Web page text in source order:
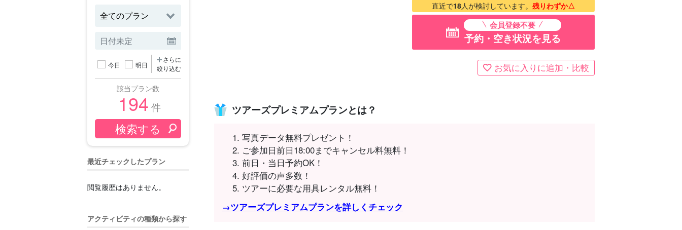
今日 明日
さらに
絞り込む
該当プラン数
194 件
最近チェックしたプラン
閲覧履歴はありません。
アクティビティの種類から探す
直近で18人が検討しています。 残りわずか△
会員登録不要
予約・空き状況を見る
お気に入りに追加・比較
ツアーズプレミアムプランとは？
写真データ無料プレゼント！
ご参加日前日18:00までキャンセル料無料！
前日・当日予約OK！
好評価の声多数！
ツアーに必要な用具レンタル無料！
→ツアーズプレミアムプランを詳しくチェック